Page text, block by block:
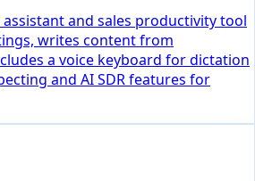
assistant and sales productivity tool
writes content from
a voice keyboard for dictation
and AI SDR features for